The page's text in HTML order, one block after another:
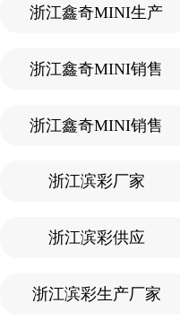
浙江鑫奇MINI生产
浙江鑫奇MINI销售
浙江鑫奇MINI销售
浙江滨彩厂家
浙江滨彩供应
浙江滨彩生产厂家